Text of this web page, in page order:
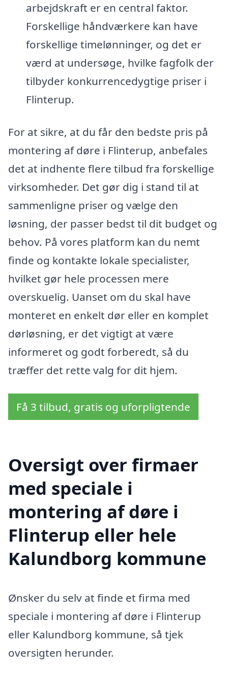
arbejdskraft er en central faktor.
Forskellige håndværkere kan have
forskellige timelønninger, og det er
værd at undersøge, hvilke fagfolk der
tilbyder konkurrencedygtige priser i
Flinterup.
For at sikre, at du får den bedste pris på
montering af døre i Flinterup, anbefales
det at indhente flere tilbud fra forskellige
virksomheder. Det gør dig i stand til at
sammenligne priser og vælge den
løsning, der passer bedst til dit budget og
behov. På vores platform kan du nemt
finde og kontakte lokale specialister,
hvilket gør hele processen mere
overskuelig. Uanset om du skal have
monteret en enkelt dør eller en komplet
dørløsning, er det vigtigt at være
informeret og godt forberedt, så du
træffer det rette valg for dit hjem.
Få 3 tilbud, gratis og uforpligtende
Oversigt over firmaer
med speciale i
montering af døre i
Flinterup eller hele
Kalundborg kommune
Ønsker du selv at finde et firma med
speciale i montering af døre i Flinterup
eller Kalundborg kommune, så tjek
oversigten herunder.